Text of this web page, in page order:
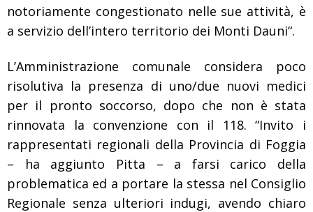
notoriamente congestionato nelle sue attività, è
a servizio dell’intero territorio dei Monti Dauni“.
L’Amministrazione comunale considera poco
risolutiva la presenza di uno/due nuovi medici
per il pronto soccorso, dopo che non è stata
rinnovata la convenzione con il 118. “Invito i
rappresentati regionali della Provincia di Foggia
– ha aggiunto Pitta – a farsi carico della
problematica ed a portare la stessa nel Consiglio
Regionale senza ulteriori indugi, avendo chiaro